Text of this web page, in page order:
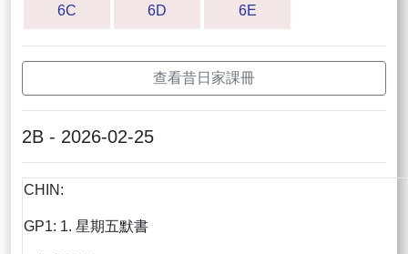
6C 6D 6E
查看昔日家課冊
2B - 2026-02-25
CHIN:
GP1: 1. 星期五默書